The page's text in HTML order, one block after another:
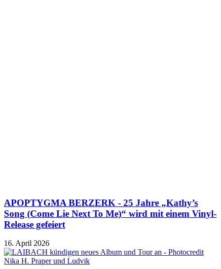
APOPTYGMA BERZERK - 25 Jahre „Kathy’s
Song (Come Lie Next To Me)“ wird mit einem Vinyl-
Release gefeiert
16. April 2026